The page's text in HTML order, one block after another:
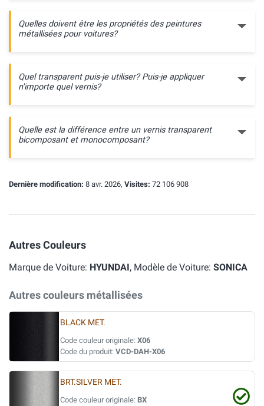
Quelles doivent être les propriétés des peintures
métallisées pour voitures?
Quel transparent puis-je utiliser? Puis-je appliquer
n'importe quel vernis?
Quelle est la différence entre un vernis transparent
bicomposant et monocomposant?
Dernière modification: 8 avr. 2026, Visites: 72 106 908
Autres Couleurs
Marque de Voiture: HYUNDAI, Modèle de Voiture: SONICA
Autres couleurs métallisées
BLACK MET.
Code couleur originale: X06
Code du produit: VCD-DAH-X06
BRT.SILVER MET.
Code couleur originale: BX